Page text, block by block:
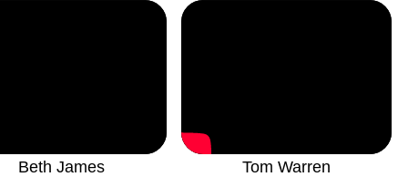
Tom Warren
Beth James